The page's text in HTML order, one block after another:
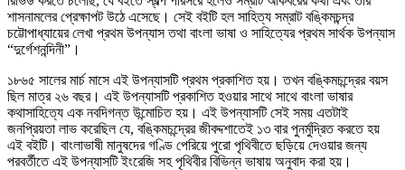
শাসনামলের প্রেক্ষাপট উঠে এসেছে। সেই বইটি হল সাহিত্য সম্রাট বঙ্কিমচন্দ্র
চট্টোপাধ্যায়ের লেখা প্রথম উপন্যাস তথা বাংলা ভাষা ও সাহিত্যের প্রথম সার্থক উপন্যাস
“দুর্গেশনন্দিনী”।
১৮৬৫ সালের মার্চ মাসে এই উপন্যাসটি প্রথম প্রকাশিত হয়। তখন বঙ্কিমচন্দ্রের বয়স
ছিল মাত্র ২৬ বছর। এই উপন্যাসটি প্রকাশিত হওয়ার সাথে সাথে বাংলা ভাষার
কথাসাহিত্যে এক নবদিগন্ত উন্মোচিত হয়। এই উপন্যাসটি সেই সময় এতটাই
জনপ্রিয়তা লাভ করেছিল যে, বঙ্কিমচন্দ্রের জীবদ্দশাতেই ১৩ বার পুনর্মুদ্রিত করতে হয়
এই বইটি। বাংলাভাষী মানুষদের গণ্ডি পেরিয়ে পুরো পৃথিবীতে ছড়িয়ে দেওয়ার জন্য
পরবর্তীতে এই উপন্যাসটি ইংরেজি সহ পৃথিবীর বিভিন্ন ভাষায় অনুবাদ করা হয়।